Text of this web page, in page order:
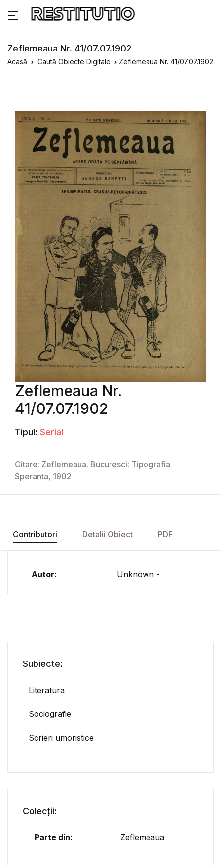
Zeflemeaua Nr. 41/07.07.1902
Acasă Caută Obiecte Digitale Zeflemeaua Nr. 41/07.07.1902
Zeflemeaua Nr.
41/07.07.1902
Tipul: Serial
Citare: Zeflemeaua. Bucuresci: Tipografia
Speranta, 1902
Contributori Detalii Obiect PDF
Autor: Unknown -
Subiecte:
Literatura
Sociografie
Scrieri umoristice
Colecții:
Parte din: Zeflemeaua